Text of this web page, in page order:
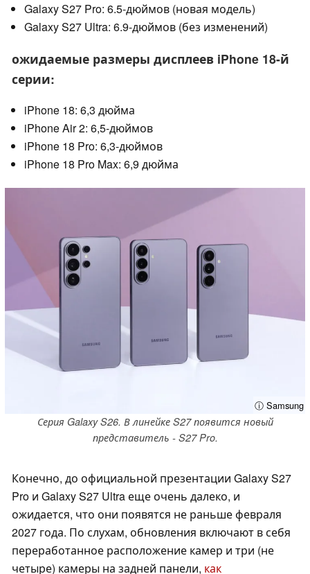
Galaxy S27 Pro: 6.5-дюймов (новая модель)
Galaxy S27 Ultra: 6.9-дюймов (без изменений)
ожидаемые размеры дисплеев iPhone 18-й
серии:
iPhone 18: 6,3 дюйма
iPhone Air 2: 6,5-дюймов
iPhone 18 Pro: 6,3-дюймов
iPhone 18 Pro Max: 6,9 дюйма
ⓘ Samsung
Серия Galaxy S26. В линейке S27 появится новый
представитель - S27 Pro.
Конечно, до официальной презентации Galaxy S27
Pro и Galaxy S27 Ultra еще очень далеко, и
ожидается, что они появятся не раньше февраля
2027 года. По слухам, обновления включают в себя
переработанное расположение камер и три (не
четыре) камеры на задней панели, как